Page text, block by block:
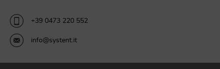
+39 0473 220 552
info@systent.it